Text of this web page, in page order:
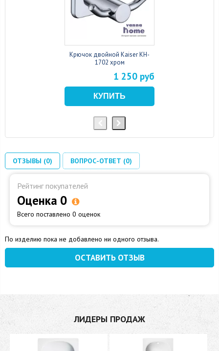
Крючок двойной Kaiser KH-
1702 хром
1 250 руб
ОТЗЫВЫ (0) ВОПРОС-ОТВЕТ (0)
Рейтинг покупателей
Оценка 0
Всего поставлено 0 оценок
По изделию пока не добавлено ни одного отзыва.
ОСТАВИТЬ ОТЗЫВ
ЛИДЕРЫ ПРОДАЖ